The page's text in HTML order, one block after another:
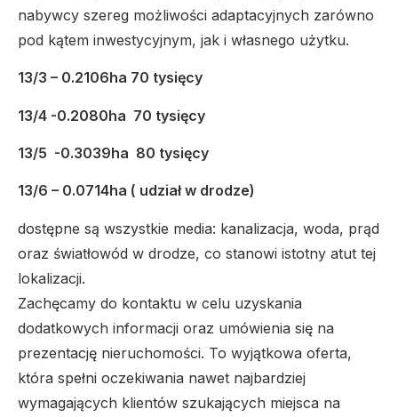
nabywcy szereg możliwości adaptacyjnych zarówno
pod kątem inwestycyjnym, jak i własnego użytku.
13/3 – 0.2106ha 70 tysięcy
13/4 -0.2080ha 70 tysięcy
13/5 -0.3039ha 80 tysięcy
13/6 – 0.0714ha ( udział w drodze)
dostępne są wszystkie media: kanalizacja, woda, prąd
oraz światłowód w drodze, co stanowi istotny atut tej
lokalizacji.
Zachęcamy do kontaktu w celu uzyskania
dodatkowych informacji oraz umówienia się na
prezentację nieruchomości. To wyjątkowa oferta,
która spełni oczekiwania nawet najbardziej
wymagających klientów szukających miejsca na